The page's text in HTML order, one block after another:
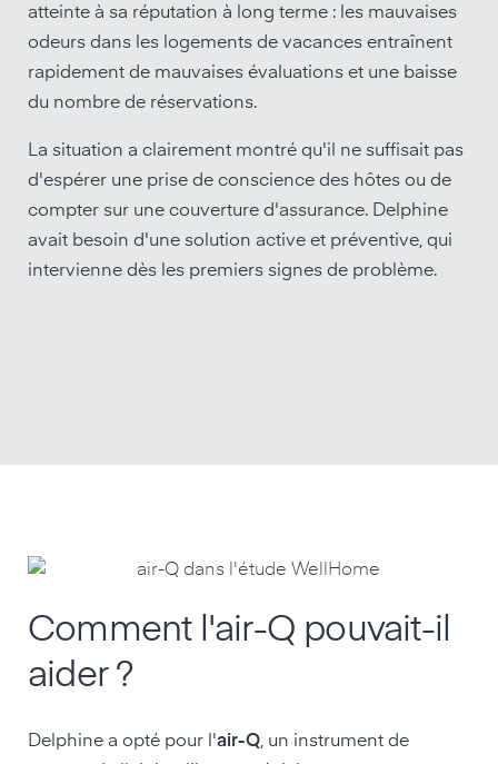
atteinte à sa réputation à long terme : les mauvaises
odeurs dans les logements de vacances entraînent
rapidement de mauvaises évaluations et une baisse
du nombre de réservations.
La situation a clairement montré qu'il ne suffisait pas
d'espérer une prise de conscience des hôtes ou de
compter sur une couverture d'assurance. Delphine
avait besoin d'une solution active et préventive, qui
intervienne dès les premiers signes de problème.
Comment l'air-Q pouvait-il
aider ?
Delphine a opté pour l'air-Q, un instrument de